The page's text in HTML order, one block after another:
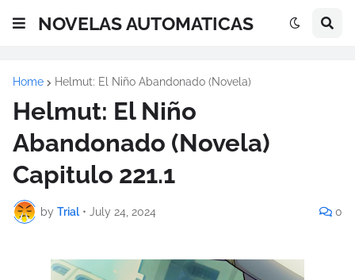
NOVELAS AUTOMATICAS
Home Helmut: El Niño Abandonado (Novela)
Helmut: El Niño
Abandonado (Novela)
Capitulo 221.1
by Trial • July 24, 2024 0